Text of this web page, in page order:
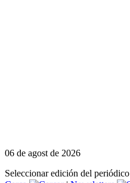
06 de agost de 2026
Seleccionar edición del periódico